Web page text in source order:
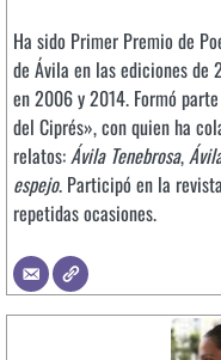
Ha sido Primer Premio de
de Ávila en las ediciones de
en 2006 y 2014. Formó
del Ciprés», con quien ha
relatos:Ávila Tenebrosa,
espejo. Participó en la
repetidas ocasiones.